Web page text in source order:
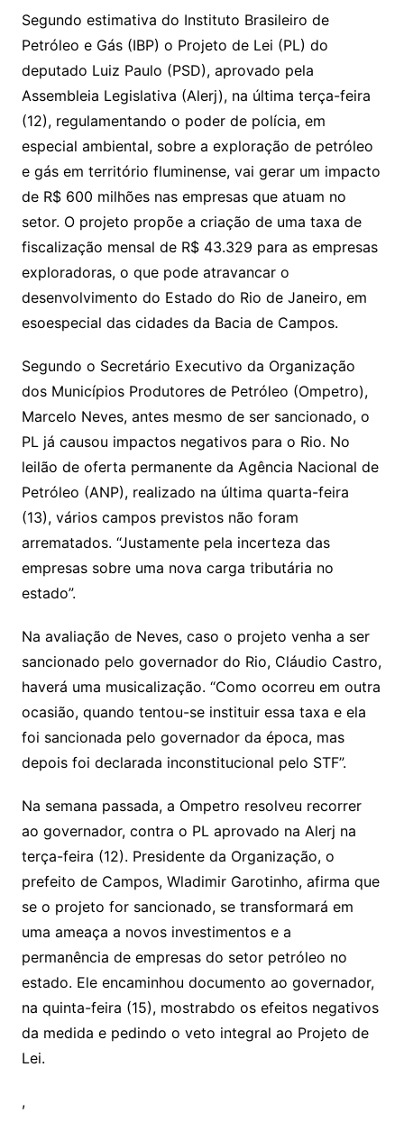
Segundo estimativa do Instituto Brasileiro de
Petróleo e Gás (IBP) o Projeto de Lei (PL) do
deputado Luiz Paulo (PSD), aprovado pela
Assembleia Legislativa (Alerj), na última terça-feira
(12), regulamentando o poder de polícia, em
especial ambiental, sobre a exploração de petróleo
e gás em território fluminense, vai gerar um impacto
de R$ 600 milhões nas empresas que atuam no
setor. O projeto propõe a criação de uma taxa de
fiscalização mensal de R$ 43.329 para as empresas
exploradoras, o que pode atravancar o
desenvolvimento do Estado do Rio de Janeiro, em
esoespecial das cidades da Bacia de Campos.
Segundo o Secretário Executivo da Organização
dos Municípios Produtores de Petróleo (Ompetro),
Marcelo Neves, antes mesmo de ser sancionado, o
PL já causou impactos negativos para o Rio. No
leilão de oferta permanente da Agência Nacional de
Petróleo (ANP), realizado na última quarta-feira
(13), vários campos previstos não foram
arrematados. “Justamente pela incerteza das
empresas sobre uma nova carga tributária no
estado”.
Na avaliação de Neves, caso o projeto venha a ser
sancionado pelo governador do Rio, Cláudio Castro,
haverá uma musicalização. “Como ocorreu em outra
ocasião, quando tentou-se instituir essa taxa e ela
foi sancionada pelo governador da época, mas
depois foi declarada inconstitucional pelo STF”.
Na semana passada, a Ompetro resolveu recorrer
ao governador, contra o PL aprovado na Alerj na
terça-feira (12). Presidente da Organização, o
prefeito de Campos, Wladimir Garotinho, afirma que
se o projeto for sancionado, se transformará em
uma ameaça a novos investimentos e a
permanência de empresas do setor petróleo no
estado. Ele encaminhou documento ao governador,
na quinta-feira (15), mostrabdo os efeitos negativos
da medida e pedindo o veto integral ao Projeto de
Lei.
,